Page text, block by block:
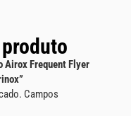
Airox Frequent Flyer
Campos